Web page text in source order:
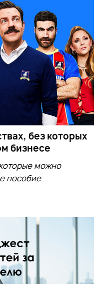
без которых
бизнесе
можно
пособие